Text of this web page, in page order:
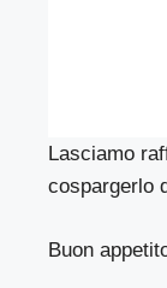
Lasciamo
cospargerlo
Buon